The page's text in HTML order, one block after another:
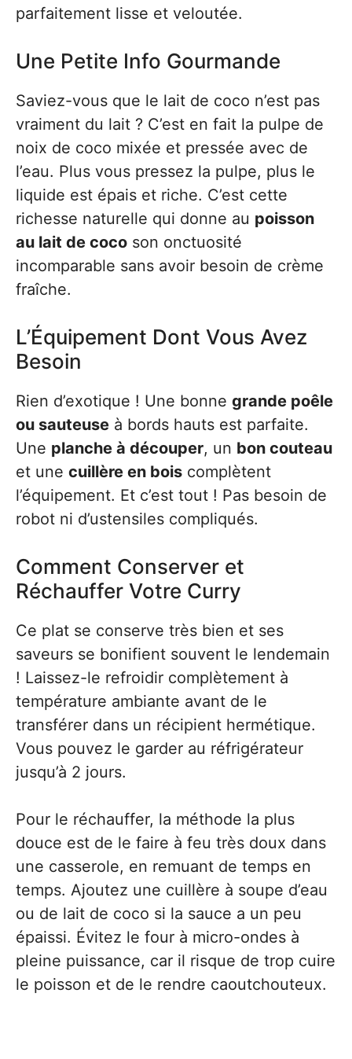
parfaitement lisse et veloutée.
Une Petite Info Gourmande
Saviez-vous que le lait de coco n’est pas
vraiment du lait ? C’est en fait la pulpe de
noix de coco mixée et pressée avec de
l’eau. Plus vous pressez la pulpe, plus le
liquide est épais et riche. C’est cette
richesse naturelle qui donne au poisson
au lait de coco son onctuosité
incomparable sans avoir besoin de crème
fraîche.
L’Équipement Dont Vous Avez
Besoin
Rien d’exotique ! Une bonne grande poêle
ou sauteuse à bords hauts est parfaite.
Une planche à découper, un bon couteau
et une cuillère en bois complètent
l’équipement. Et c’est tout ! Pas besoin de
robot ni d’ustensiles compliqués.
Comment Conserver et
Réchauffer Votre Curry
Ce plat se conserve très bien et ses
saveurs se bonifient souvent le lendemain
! Laissez-le refroidir complètement à
température ambiante avant de le
transférer dans un récipient hermétique.
Vous pouvez le garder au réfrigérateur
jusqu’à 2 jours.
Pour le réchauffer, la méthode la plus
douce est de le faire à feu très doux dans
une casserole, en remuant de temps en
temps. Ajoutez une cuillère à soupe d’eau
ou de lait de coco si la sauce a un peu
épaissi. Évitez le four à micro-ondes à
pleine puissance, car il risque de trop cuire
le poisson et de le rendre caoutchouteux.